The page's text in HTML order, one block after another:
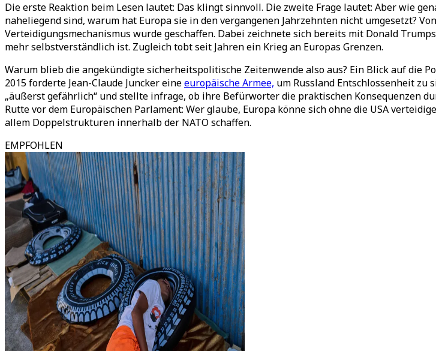
Die erste Reaktion beim Lesen lautet: Das klingt sinnvoll. Die zweite Frage lautet: Aber wie
naheliegend sind, warum hat Europa sie in den vergangenen Jahrzehnten nicht umgesetzt?
Verteidigungsmechanismus wurde geschaffen. Dabei zeichnete sich bereits mit Donald
mehr selbstverständlich ist. Zugleich tobt seit Jahren ein Krieg an Europas Grenzen.
Warum blieb die angekündigte sicherheitspolitische Zeitenwende also aus? Ein Blick auf die
2015 forderte Jean-Claude Juncker eineeuropäische Armee, um Russland Entschlossenheit zu
„äußerst gefährlich“ und stellte infrage, ob ihre Befürworter die praktischen Konsequenzen
Rutte vor dem Europäischen Parlament: Wer glaube, Europa könne sich ohne die USA
allem Doppelstrukturen innerhalb der NATO schaffen.
EMPFOHLEN